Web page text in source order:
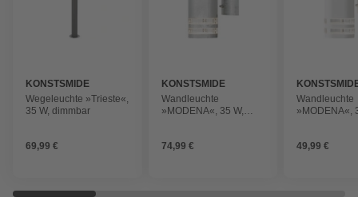
KONSTSMIDE
Wegeleuchte »Trieste«,
35 W, dimmbar
69,99 €
KONSTSMIDE
Wandleuchte
»MODENA«, 35 W,
74,99 €
Wandleuchte
»MODENA«,
49,99 €